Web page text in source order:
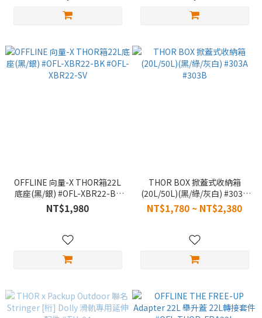
OFFLINE 向量-X THOR箱22L
底座(黑/銀) #OFL-XBR22-BK
#OFL-XBR22-SV
NT$1,980
THOR BOX 掀蓋式收納箱
(20L/50L)(黑/綠/灰白) #303A
#303B
NT$1,780 ~ NT$2,380